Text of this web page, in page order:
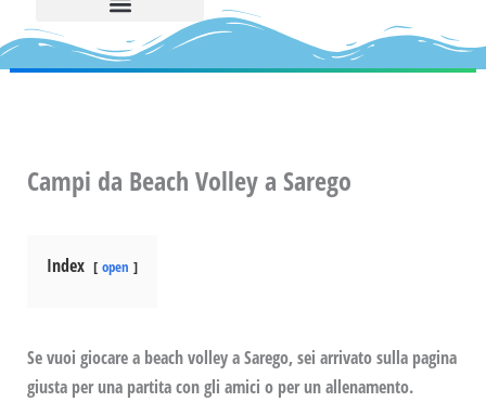
Campi da Beach Volley a Sarego
Index open
Se vuoi giocare a beach volley a Sarego, sei arrivato sulla pagina
giusta per una partita con gli amici o per un allenamento.